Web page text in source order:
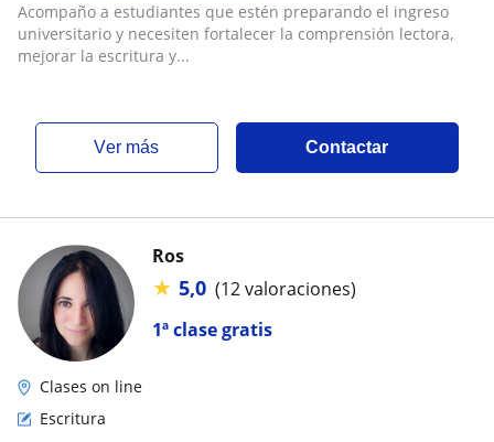
Acompaño a estudiantes que estén preparando el ingreso
universitario y necesiten fortalecer la comprensión lectora,
mejorar la escritura y...
ver más Contactar
1ª clase gratis
Ros
★ 5,0 (12 valoraciones)
Clases on line
Escritura